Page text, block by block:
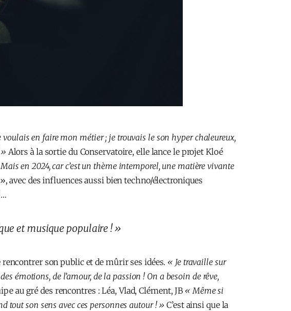
voulais en faire mon métier ; je trouvais le son hyper chaleureux,
Alors à la sortie du Conservatoire, elle lance le projet Kloé
en 2024, car c’est un thème intemporel, une matière vivante
avec des influences aussi bien techno/électroniques
et musique populaire ! »
rencontrer son public et de mûrir ses idées. « Je travaille sur
émotions, de l’amour, de la passion ! On a besoin de rêve,
au gré des rencontres : Léa, Vlad, Clément, JB « Même si
tout son sens avec ces personnes autour ! »C’est ainsi que la